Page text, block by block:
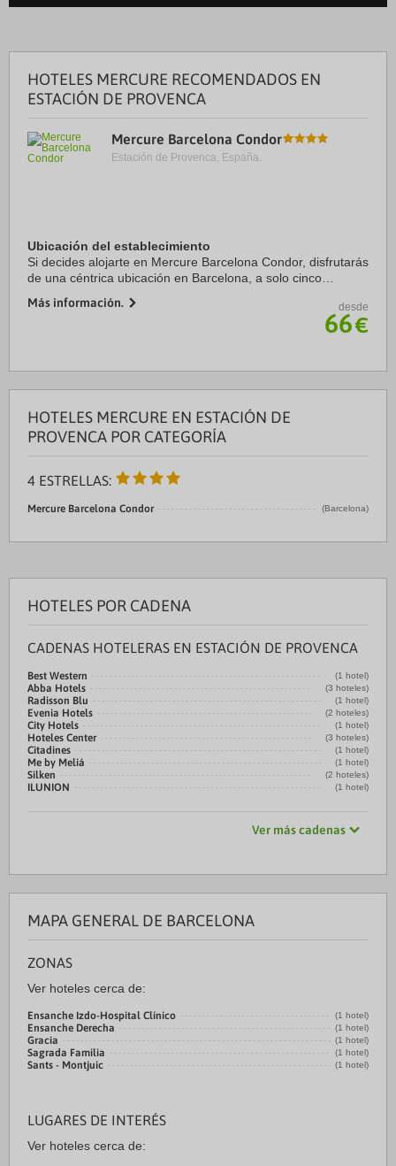
HOTELES MERCURE RECOMENDADOS EN
ESTACIÓN DE PROVENCA
Mercure Barcelona Condor
Estación de Provenca, España.
Ubicación del establecimiento
Si decides alojarte en Mercure Barcelona Condor, disfrutarás
de una céntrica ubicación en Barcelona, a solo cinco
Además, este hotel se encuentra a 3,5 ...
Más información. desde
66€
HOTELES MERCURE EN ESTACIÓN DE
PROVENCA POR CATEGORÍA
4 ESTRELLAS:
Mercure Barcelona Condor (Barcelona)
HOTELES POR CADENA
CADENAS HOTELERAS EN ESTACIÓN DE PROVENCA
Best Western (1 hotel)
Abba Hotels (3 hoteles)
Radisson Blu (1 hotel)
Evenia Hotels (2 hoteles)
City Hotels (1 hotel)
Hoteles Center (3 hoteles)
Citadines (1 hotel)
Me by Meliá (1 hotel)
Silken (2 hoteles)
ILUNION (1 hotel)
Ver más cadenas
MAPA GENERAL DE BARCELONA
ZONAS
Ver hoteles cerca de:
Ensanche Izdo-Hospital Clínico (1 hotel)
Ensanche Derecha (1 hotel)
Gracia (1 hotel)
Sagrada Familia (1 hotel)
Sants - Montjuic (1 hotel)
LUGARES DE INTERÉS
Ver hoteles cerca de: